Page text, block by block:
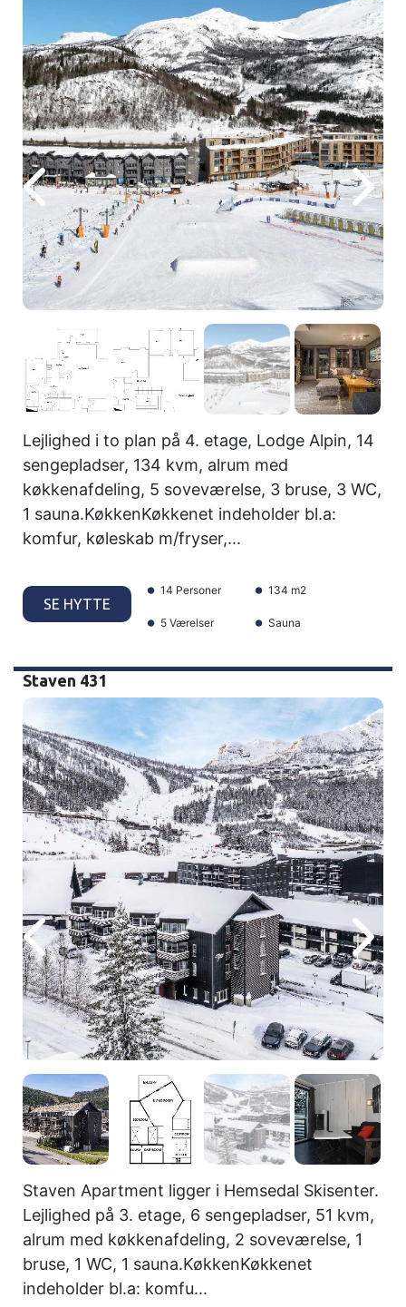
Lejlighed i to plan på 4. etage, Lodge Alpin, 14
sengepladser, 134 kvm, alrum med
køkkenafdeling, 5 soveværelse, 3 bruse, 3 WC,
1 sauna.KøkkenKøkkenet indeholder bl.a:
komfur, køleskab m/fryser,...
SE HYTTE
14 Personer 134 m2
5 Værelser Sauna
Staven 431
Staven Apartment ligger i Hemsedal Skisenter.
Lejlighed på 3. etage, 6 sengepladser, 51 kvm,
alrum med køkkenafdeling, 2 soveværelse, 1
bruse, 1 WC, 1 sauna.KøkkenKøkkenet
indeholder bl.a: komfu...